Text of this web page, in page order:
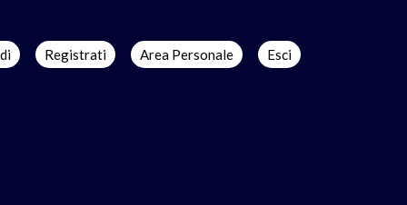
Registrati Area Personale Esci